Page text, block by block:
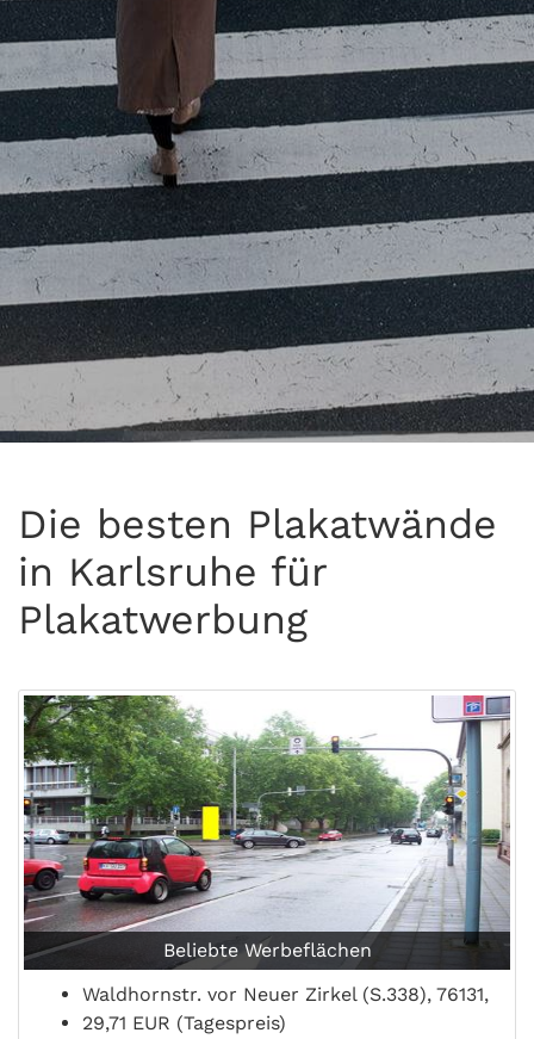
Die besten Plakatwände
in Karlsruhe für
Plakatwerbung
Beliebte Werbeflächen
Waldhornstr. vor Neuer Zirkel (S.338), 76131,
29,71 EUR (Tagespreis)